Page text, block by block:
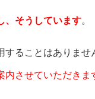
、そうしています。
ることはありませ
させていただきま